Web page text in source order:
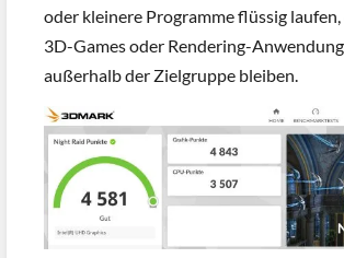
oder kleinere Programme flüssig
3D-Games oder Rendering-
außerhalb der Zielgruppe bleiben.